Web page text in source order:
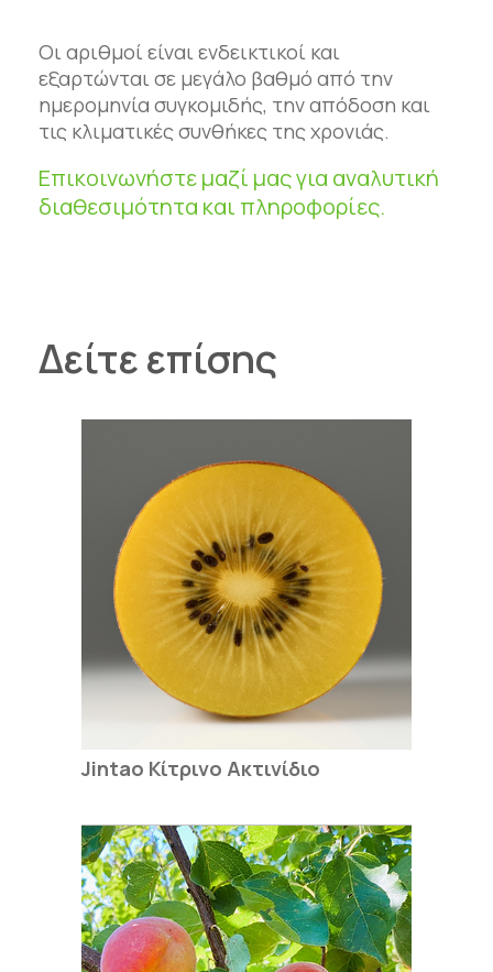
Οι αριθμοί είναι ενδεικτικοί και
εξαρτώνται σε μεγάλο βαθμό από την
ημερομηνία συγκομιδής, την απόδοση και
τις κλιματικές συνθήκες της χρονιάς.
Επικοινωνήστε μαζί μας για αναλυτική
διαθεσιμότητα και πληροφορίες.
Δείτε επίσης
Jintao Κίτρινο Ακτινίδιο